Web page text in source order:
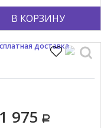
В КОРЗИНУ
975
доставка